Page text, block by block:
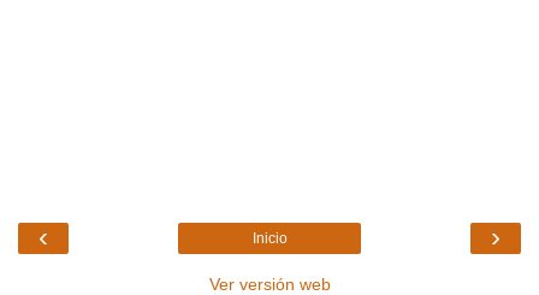
‹ ›
Inicio
Ver versión web